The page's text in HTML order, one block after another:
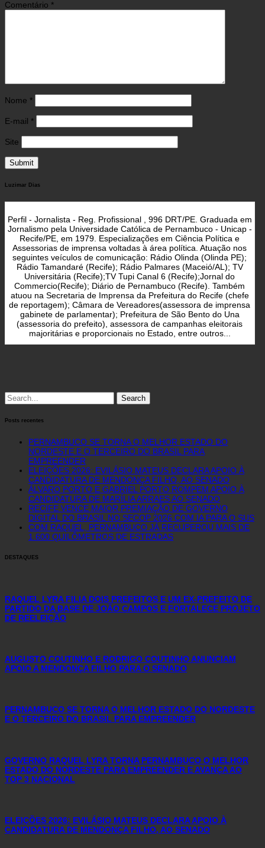
Comentário *
Nome *
E-mail *
Site
Luzimar Dias
Perfil - Jornalista - Reg. Profissional , 996 DRT/PE. Graduada em
Jornalismo pela Universidade Católica de Pernambuco - Unicap -
Recife/PE, em 1979. Especializações em Ciência Política e
Assessorias de imprensa voltadas à área política. Atuação nos
seguintes veículos de comunicação: Rádio Olinda (Olinda PE);
Rádio Tamandaré (Recife); Rádio Palmares (Maceió/AL); TV
Universitária (Recife);TV Tupi Canal 6 (Recife);Jornal do
Commercio(Recife); Diário de Pernambuco (Recife). Também
atuou na Secretaria de Imprensa da Prefeitura do Recife (chefe
de reportagem); Câmara de Vereadores(assessora de imprensa
gabinete de parlamentar); Prefeitura de São Bento do Una
(assessoria do prefeito), assessora de campanhas eleitorais
majoritárias e proporcionais no Estado, entre outros...
Search
for:
Posts recentes
PERNAMBUCO SE TORNA O MELHOR ESTADO DO
NORDESTE E O TERCEIRO DO BRASIL PARA
EMPREENDER
ELEIÇÕES 2026: EVILÁSIO MATEUS DECLARA APOIO À
CANDIDATURA DE MENDONÇA FILHO, AO SENADO
ÁLVARO PORTO E GABRIEL PORTO ROMPEM APOIO À
CANDIDATURA DE MARÍLIA ARRAES AO SENADO
RECIFE VENCE MAIOR PREMIAÇÃO DE GOVERNO
DIGITAL DO BRASIL NO SECOP 2026 COM IA PARA O SUS
COM RAQUEL, PERNAMBUCO JÁ RECUPEROU MAIS DE
1.600 QUILÔMETROS DE ESTRADAS
DESTAQUES
RAQUEL LYRA FILIA DOIS PREFEITOS E UM EX-PREFEITO DE
PARTIDO DA BASE DE JOÃO CAMPOS E FORTALECE PROJETO
DE REELEIÇÃO
AUGUSTO COUTINHO E RODRIGO COUTINHO ANUNCIAM
APOIO A MENDONÇA FILHO PARA O SENADO
PERNAMBUCO SE TORNA O MELHOR ESTADO DO NORDESTE
E O TERCEIRO DO BRASIL PARA EMPREENDER
GOVERNO RAQUEL LYRA TORNA PERNAMBUCO O MELHOR
ESTADO DO NORDESTE PARA EMPREENDER E AVANÇA AO
TOP 3 NACIONAL
ELEIÇÕES 2026: EVILÁSIO MATEUS DECLARA APOIO À
CANDIDATURA DE MENDONÇA FILHO, AO SENADO